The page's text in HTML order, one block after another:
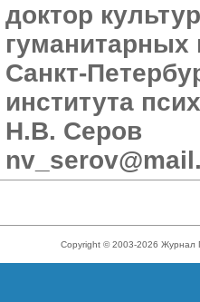
доктор
гуманитарных
Санкт-
института
Н.В. Серов
Copyright © 2003-2026 Журнал